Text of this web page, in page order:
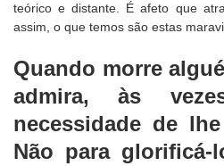
teórico e distante. É afeto que
assim, o que temos são estas
Quando morre
admira, às
necessidade de
Não para glorificá-